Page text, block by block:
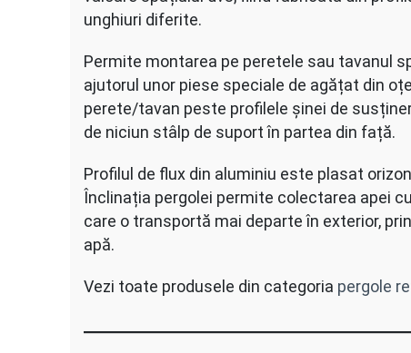
unghiuri diferite.
Permite montarea pe peretele sau tavanul
ajutorul unor piese speciale de agățat din
perete/tavan peste profilele șinei de
de niciun stâlp de suport în partea din față.
Profilul de flux din aluminiu este plasat
Înclinația pergolei permite colectarea apei
care o transportă mai departe în exterior,
apă.
Vezi toate produsele din categoria pergole